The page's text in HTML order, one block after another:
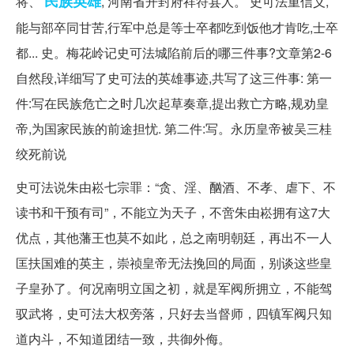
能与部卒同甘苦,行军中总是等士卒都吃到饭他才肯吃,士卒
都... 史。梅花岭记史可法城陷前后的哪三件事?文章第2-6
自然段,详细写了史可法的英雄事迹,共写了这三件事: 第一
件:写在民族危亡之时几次起草奏章,提出救亡方略,规劝皇
帝,为国家民族的前途担忧. 第二件:写。永历皇帝被吴三桂
绞死前说
史可法说朱由崧七宗罪：“贪、淫、酗酒、不孝、虐下、不
读书和干预有司”，不能立为天子，不啻朱由崧拥有这7大
优点，其他藩王也莫不如此，总之南明朝廷，再出不一人
匡扶国难的英主，崇祯皇帝无法挽回的局面，别谈这些皇
子皇孙了。何况南明立国之初，就是军阀所拥立，不能驾
驭武将，史可法大权旁落，只好去当督师，四镇军阀只知
道内斗，不知道团结一致，共御外侮。